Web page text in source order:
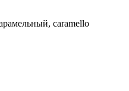
caramello